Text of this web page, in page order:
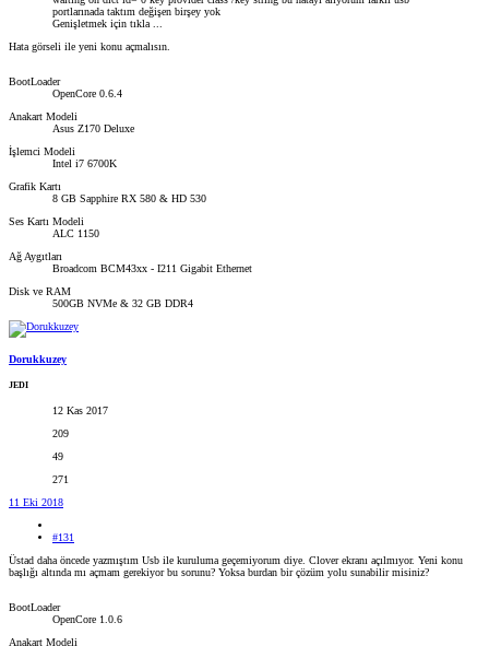
portlarınada taktım değişen birşey yok
Genişletmek için tıkla ...
Hata görseli ile yeni konu açmalısın.
BootLoader
OpenCore 0.6.4
Anakart Modeli
Asus Z170 Deluxe
İşlemci Modeli
Intel i7 6700K
Grafik Kartı
8 GB Sapphire RX 580 & HD 530
Ses Kartı Modeli
ALC 1150
Ağ Aygıtları
Broadcom BCM43xx - I211 Gigabit Ethernet
Disk ve RAM
500GB NVMe & 32 GB DDR4
Dorukkuzey
JEDI
12 Kas 2017
209
49
271
11 Eki 2018
#131
Üstad daha öncede yazmıştım Usb ile kuruluma geçemiyorum diye. Clover ekranı açılmıyor. Yeni konu
başlığı altında mı açmam gerekiyor bu sorunu? Yoksa burdan bir çözüm yolu sunabilir misiniz?
BootLoader
OpenCore 1.0.6
Anakart Modeli